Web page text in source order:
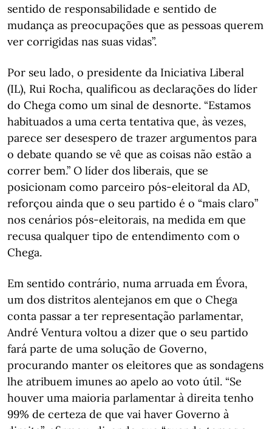
sentido de responsabilidade e sentido de
mudança as preocupações que as pessoas querem
ver corrigidas nas suas vidas”.
Por seu lado, o presidente da Iniciativa Liberal
(IL), Rui Rocha, qualificou as declarações do líder
do Chega como um sinal de desnorte. “Estamos
habituados a uma certa tentativa que, às vezes,
parece ser desespero de trazer argumentos para
o debate quando se vê que as coisas não estão a
correr bem.” O líder dos liberais, que se
posicionam como parceiro pós-eleitoral da AD,
reforçou ainda que o seu partido é o “mais claro”
nos cenários pós-eleitorais, na medida em que
recusa qualquer tipo de entendimento com o
Chega.
Em sentido contrário, numa arruada em Évora,
um dos distritos alentejanos em que o Chega
conta passar a ter representação parlamentar,
André Ventura voltou a dizer que o seu partido
fará parte de uma solução de Governo,
procurando manter os eleitores que as sondagens
lhe atribuem imunes ao apelo ao voto útil. “Se
houver uma maioria parlamentar à direita tenho
99% de certeza de que vai haver Governo à